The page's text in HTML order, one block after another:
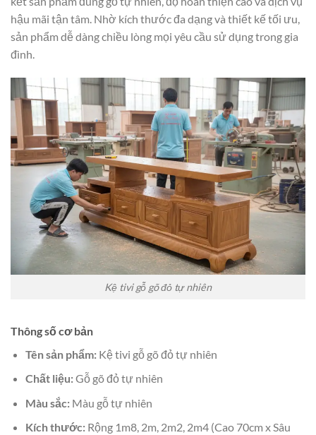
hậu mãi tận tâm. Nhờ kích thước đa dạng và thiết kế tối ưu,
sản phẩm dễ dàng chiều lòng mọi yêu cầu sử dụng trong gia
đình.
Kệ tivi gỗ gõ đỏ tự nhiên
Thông số cơ bản
Tên sản phẩm:Kệ tivi gỗ gõ đỏ tự nhiên
Chất liệu:Gỗ gõ đỏ tự nhiên
Màu sắc:Màu gỗ tự nhiên
Kích thước:Rộng 1m8, 2m, 2m2, 2m4 (Cao 70cm x Sâu